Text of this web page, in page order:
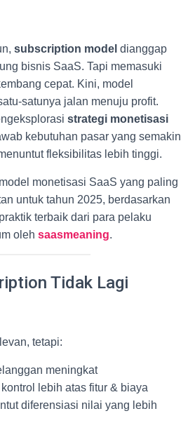
subscription model dianggap
bisnis SaaS. Tapi memasuki
cepat. Kini, model
satunya jalan menuju profit.
strategi monetisasi
kebutuhan pasar yang semakin
fleksibilitas lebih tinggi.
monetisasi SaaS yang paling
untuk tahun 2025, berdasarkan
terbaik dari para pelaku
oleh saasmeaning.
Tidak Lagi
tetapi:
meningkat
lebih atas fitur & biaya
diferensiasi nilai yang lebih